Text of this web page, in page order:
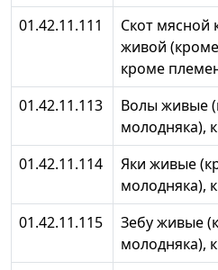
01.42.11.111
Скот мясной
живой
кроме
01.42.11.113
Волы живые
молодняка),
01.42.11.114
Яки живые
молодняка),
01.42.11.115
Зебу живые
молодняка),